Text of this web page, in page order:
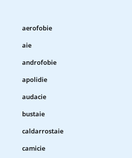
aerofobie
aie
androfobie
apolidie
audacie
bustaie
caldarrostaie
camicie